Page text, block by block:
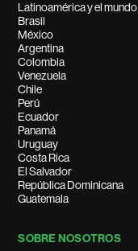
Latinoamérica y el mundo
Brasil
México
Argentina
Colombia
Venezuela
Chile
Perú
Ecuador
Panamá
Uruguay
Costa Rica
El Salvador
República Dominicana
Guatemala
SOBRE NOSOTROS